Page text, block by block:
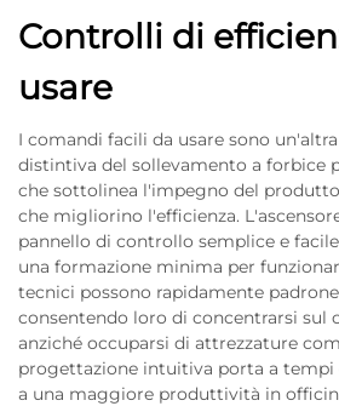
Controlli di
usare
I comandi facili da usare sono
distintiva del sollevamento a forbice
che sottolinea l'impegno del
che migliorino l'efficienza.
pannello di controllo semplice e
una formazione minima per
tecnici possono rapidamente
consentendo loro di concentrarsi sul
anziché occuparsi di attrezzature
progettazione intuitiva porta a tempi
a una maggiore produttività in